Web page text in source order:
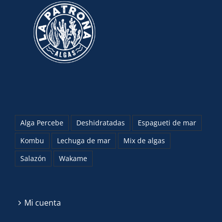
Alga Percebe Deshidratadas
Espagueti de mar
Kombu
Lechuga de mar
Mix de algas
Salazón
Wakame
Mi cuenta